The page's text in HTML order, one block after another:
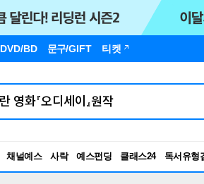
DVD/BD 문구/GIFT 티켓
채널예스 사락 예스펀딩 클래스24
독서유형
RBTI Lab